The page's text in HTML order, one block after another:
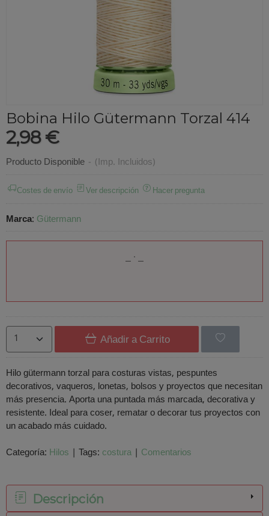
Bobina Hilo Gütermann Torzal 414
2,98 €
Producto Disponible - (Imp. Incluidos)
Costes de envío Ver descripción Hacer pregunta
Marca: Gütermann
Añadir a Carrito
Hilo gütermann torzal para costuras vistas, pespuntes
decorativos, vaqueros, lonetas, bolsos y proyectos que necesitan
más presencia. Aporta una puntada más marcada, decorativa y
resistente. Ideal para coser, rematar o decorar tus proyectos con
un acabado más cuidado.
Categoría: Hilos | Tags: costura | Comentarios
Descripción